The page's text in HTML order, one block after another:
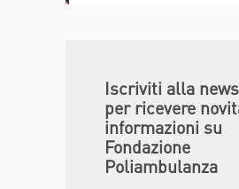
Iscriviti alla
per ricevere
informazioni su
Fondazione
Poliambulanza